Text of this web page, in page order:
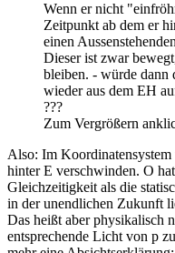
Wenn er nicht
Zeitpunkt ab dem er
einen
Dieser ist zwar
bleiben. - würde dann
wieder aus dem EH
???
Zum Vergrößern
Also: Im
hinter E verschwinden. O
Gleichzeitigkeit als die
in der unendlichen Zukunft
Das heißt aber physikalisch
entsprechende Licht von p